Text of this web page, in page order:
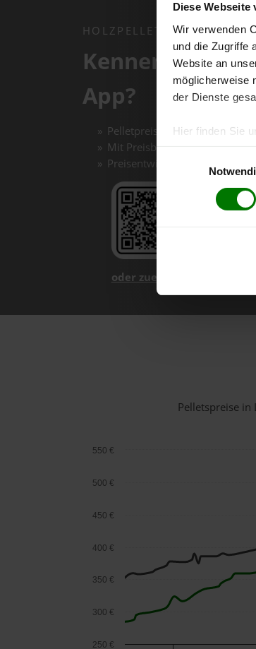
Diese Webseite
Wir verwenden
und die Zugriffe
Website an
möglicherweise
der Dienste
Hier finden Sie
HOLZPELLETS.NET APP
Kennen Sie
App?
Pelletpreise mit einem Klick
Mit Preisbenachrichtigungen
Preisentwicklungen im Chart
oder zuerst mehr über
Pelletspreise in
250 €
300 €
350 €
400 €
450 €
500 €
550 €